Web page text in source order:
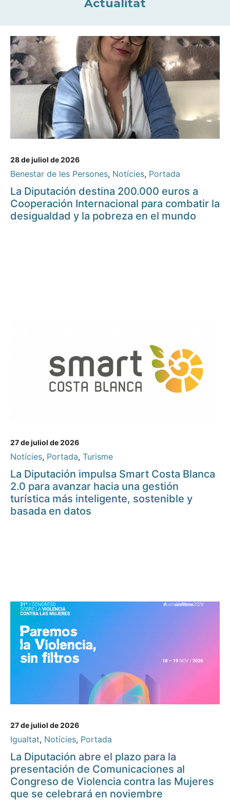
Actualitat
28 de juliol de 2026
Benestar de les Persones, Notícies, Portada
La Diputación destina 200.000 euros a
Cooperación Internacional para combatir la
desigualdad y la pobreza en el mundo
27 de juliol de 2026
Notícies, Portada, Turisme
La Diputación impulsa Smart Costa Blanca
2.0 para avanzar hacia una gestión
turística más inteligente, sostenible y
basada en datos
27 de juliol de 2026
Igualtat, Notícies, Portada
La Diputación abre el plazo para la
presentación de Comunicaciones al
Congreso de Violencia contra las Mujeres
que se celebrará en noviembre